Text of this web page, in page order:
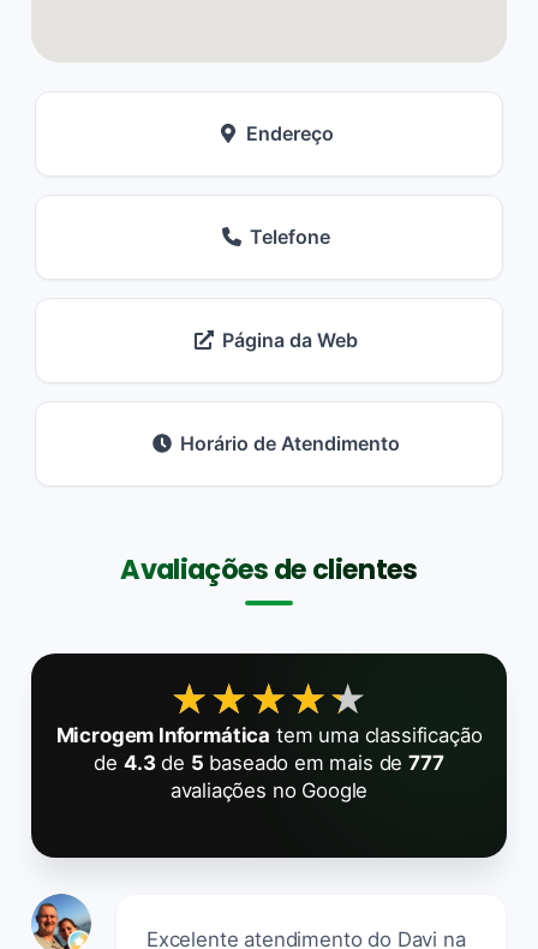
Endereço
Telefone
Página da Web
Horário de Atendimento
Avaliações de clientes
★★★★★
★★★★★
Microgem Informática tem uma classificação
de 4.3de 5 baseado em mais de777
avaliações no Google
Excelente atendimento do Davi na